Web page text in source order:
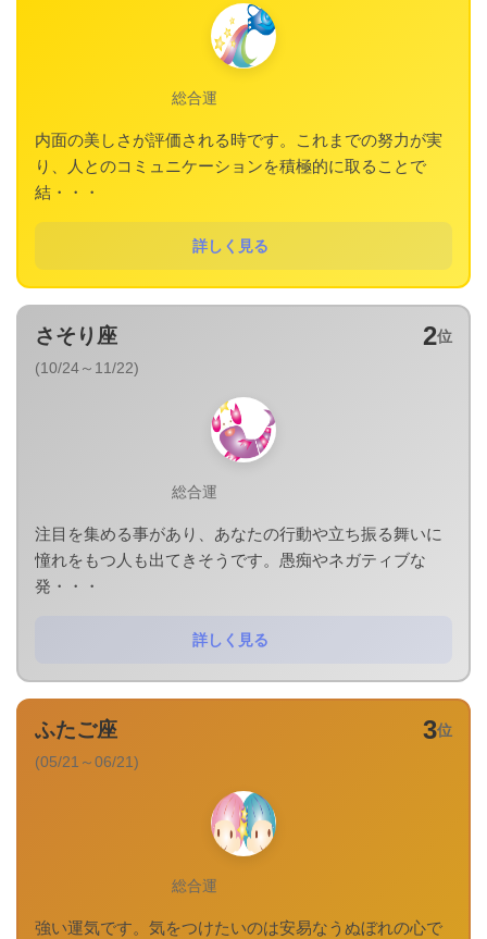
総合運
内面の美しさが評価される時です。これまでの努力が実
り、人とのコミュニケーションを積極的に取ることで
結・・・
詳しく見る
2位
さそり座
(10/24～11/22)
総合運
注目を集める事があり、あなたの行動や立ち振る舞いに
憧れをもつ人も出てきそうです。愚痴やネガティブな
発・・・
詳しく見る
3位
ふたご座
(05/21～06/21)
総合運
強い運気です。気をつけたいのは安易なうぬぼれの心で